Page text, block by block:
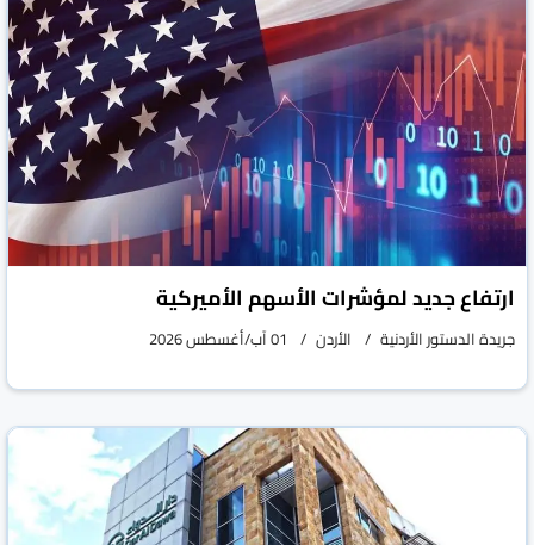
ارتفاع جديد لمؤشرات الأسهم الأميركية
جريدة الدستور الأردنية الأردن 01 آب/أغسطس 2026